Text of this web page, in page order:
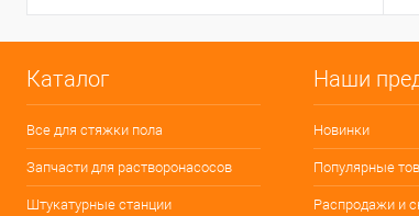
Каталог
Все для стяжки пола
Запчасти для растворонасосов
Штукатурные станции
Наши
Новинки
Популярные
Распродажи и